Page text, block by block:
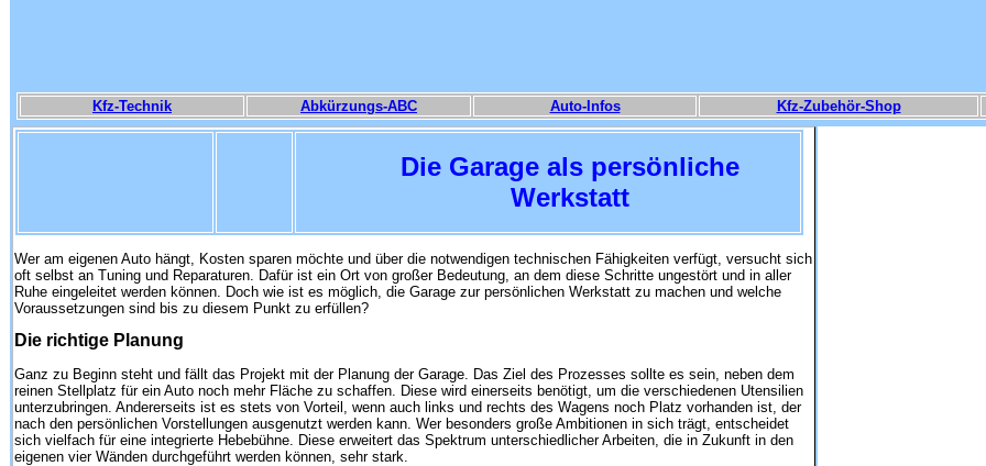
Kfz-Technik Abkürzungs-ABC Auto-Infos Kfz-Zubehör-Shop
Die Garage als persönliche
Werkstatt
Wer am eigenen Auto hängt, Kosten sparen möchte und über die notwendigen technischen Fähigkeiten verfügt, versucht sich
oft selbst an Tuning und Reparaturen. Dafür ist ein Ort von großer Bedeutung, an dem diese Schritte ungestört und in aller
Ruhe eingeleitet werden können. Doch wie ist es möglich, die Garage zur persönlichen Werkstatt zu machen und welche
Voraussetzungen sind bis zu diesem Punkt zu erfüllen?
Die richtige Planung
Ganz zu Beginn steht und fällt das Projekt mit der Planung der Garage. Das Ziel des Prozesses sollte es sein, neben dem
reinen Stellplatz für ein Auto noch mehr Fläche zu schaffen. Diese wird einerseits benötigt, um die verschiedenen Utensilien
unterzubringen. Andererseits ist es stets von Vorteil, wenn auch links und rechts des Wagens noch Platz vorhanden ist, der
nach den persönlichen Vorstellungen ausgenutzt werden kann. Wer besonders große Ambitionen in sich trägt, entscheidet
sich vielfach für eine integrierte Hebebühne. Diese erweitert das Spektrum unterschiedlicher Arbeiten, die in Zukunft in den
eigenen vier Wänden durchgeführt werden können, sehr stark.